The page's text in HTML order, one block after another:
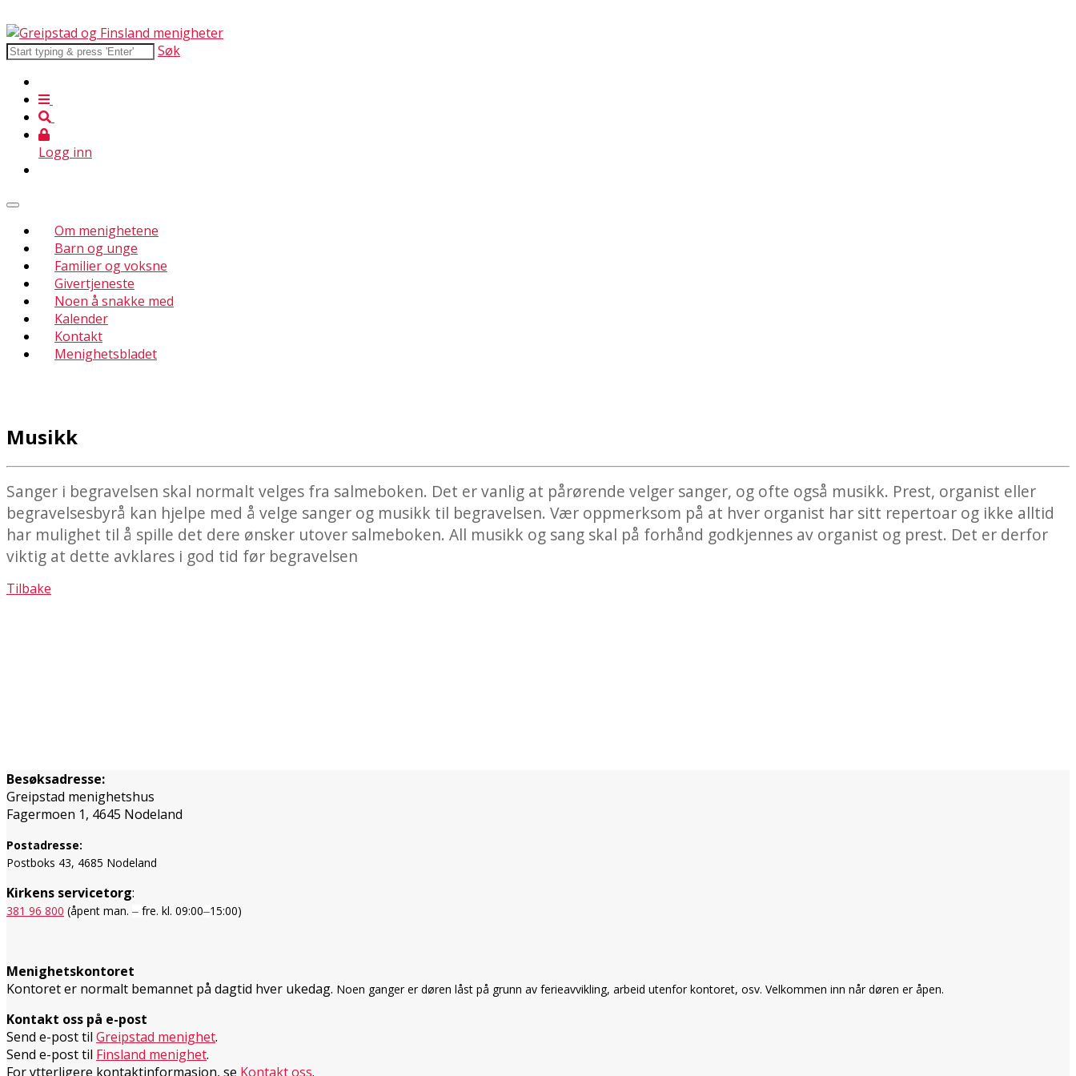
Søk
Logg inn
Om menighetene
Barn og unge
Familier og voksne
Givertjeneste
Noen å snakke med
Kalender
Kontakt
Menighetsbladet
Musikk
Sanger i begravelsen skal normalt velges fra salmeboken. Det er vanlig at pårørende velger sanger, og ofte også musikk. Prest, organist eller
begravelsesbyrå kan hjelpe med å velge sanger og musikk til begravelsen. Vær oppmerksom på at hver organist har sitt repertoar og ikke alltid
har mulighet til å spille det dere ønsker utover salmeboken. All musikk og sang skal på forhånd godkjennes av organist og prest. Det er derfor
viktig at dette avklares i god tid før begravelsen
Tilbake
Besøksadresse:
Greipstad menighetshus
Fagermoen 1, 4645 Nodeland
Postadresse:
Postboks 43, 4685 Nodeland
Kirkens servicetorg:
381 96 800 (åpent man. – fre. kl. 09:00–15:00)
Menighetskontoret
Kontoret er normalt bemannet på dagtid hver ukedag. Noen ganger er døren låst på grunn av ferieavvikling, arbeid utenfor kontoret, osv. Velkommen inn når døren er åpen.
Kontakt oss på e-post
Send e-post til Greipstad menighet.
Send e-post til Finsland menighet.
For ytterligere kontaktinformasjon, se Kontakt oss.